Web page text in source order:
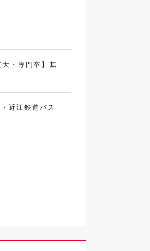
・専門卒】基
近江鉄道バス